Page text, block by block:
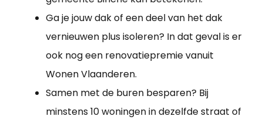
Ga je jouw dak of een deel van het dak
vernieuwen plus isoleren? In dat geval is er
ook nog een renovatiepremie vanuit
Wonen Vlaanderen.
Samen met de buren besparen? Bij
minstens 10 woningen in dezelfde straat of